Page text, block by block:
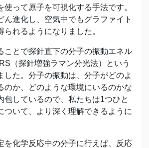
使って原子を可視化する手法です。
ん進化し、空気中でもグラファイト
られるようになりました。
ことで探針直下の分子の振動エネル
（探針増強ラマン分光法）という
した。分子の振動は、分子がどのよ
のか、どのような環境にいるのかな
包しているので、私たちは1つひと
ついて、より深く理解できるように
を化学反応中の分子に行えば、反応